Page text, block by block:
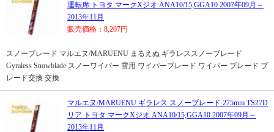
運転席 トヨタ マークXジオ ANA10/15,GGA10 2007年09月～
2013年11月
販売価格：8,207円
スノーブレード マルエヌ/MARUENU まるえぬ ギラレススノーブレード
Gyraless Snowblade スノーワイパー 雪用 ワイパーブレード ワイパー ブレード ブ
レード交換 交換 ...
マルエヌ/MARUENU ギラレス スノーブレード 275mm TS27D
リア トヨタ マークXジオ ANA10/15,GGA10 2007年09月～
2013年11月